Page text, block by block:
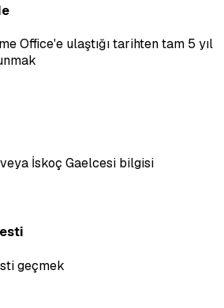
Office'e ulaştığı tarihten tam 5 yıl
İskoç Gaelcesi bilgisi
geçmek